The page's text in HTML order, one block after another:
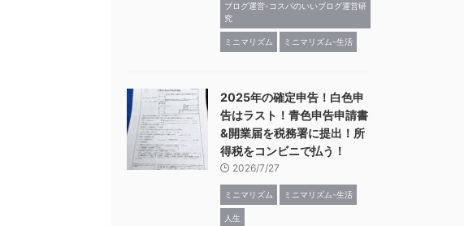
ブログ運営-コスパのいいブログ運営研
究
ミニマリズム ミニマリズム-生活
2025年の確定申告！白色申
告はラスト！青色申告申請書
&開業届を税務署に提出！所
得税をコンビニで払う！
2026/7/27
ミニマリズム ミニマリズム-生活
人生